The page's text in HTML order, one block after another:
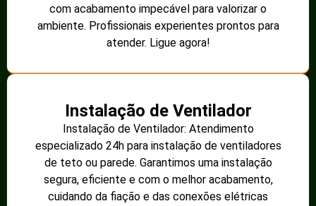
com acabamento impecável para valorizar o
ambiente. Profissionais experientes prontos para
atender. Ligue agora!
Instalação de Ventilador
Instalação de Ventilador: Atendimento
especializado 24h para instalação de ventiladores
de teto ou parede. Garantimos uma instalação
segura, eficiente e com o melhor acabamento,
cuidando da fiação e das conexões elétricas